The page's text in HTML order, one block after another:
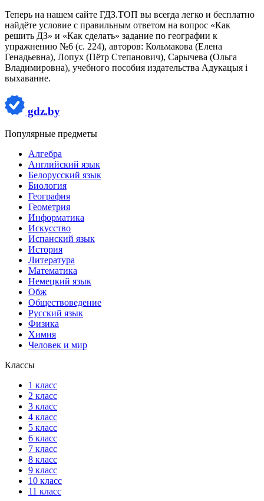
Теперь на нашем сайте ГДЗ.ТОП вы всегда легко и бесплатно
найдёте условие с правильным ответом на вопрос «Как
решить ДЗ» и «Как сделать» задание по географии к
упражнению №6 (с. 224), авторов: Кольмакова (Елена
Генадьевна), Лопух (Пётр Степанович), Сарычева (Ольга
Владимировна), учебного пособия издательства Адукацыя i
выхаванне.
gdz.by
Популярные предметы
Алгебра
Английский язык
Белорусский язык
Биология
География
Геометрия
Информатика
Искусство
Испанский язык
История
Литература
Математика
Немецкий язык
Обж
Обществоведение
Русский язык
Физика
Химия
Человек и мир
Классы
1 класс
2 класс
3 класс
4 класс
5 класс
6 класс
7 класс
8 класс
9 класс
10 класс
11 класс